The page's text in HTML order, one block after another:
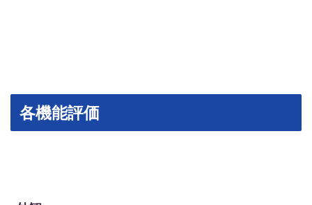
各機能評価